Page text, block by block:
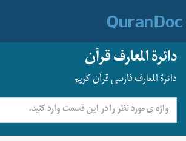
دائرة المعارف قرآن
دائرة المعارف فارسی قرآن کریم